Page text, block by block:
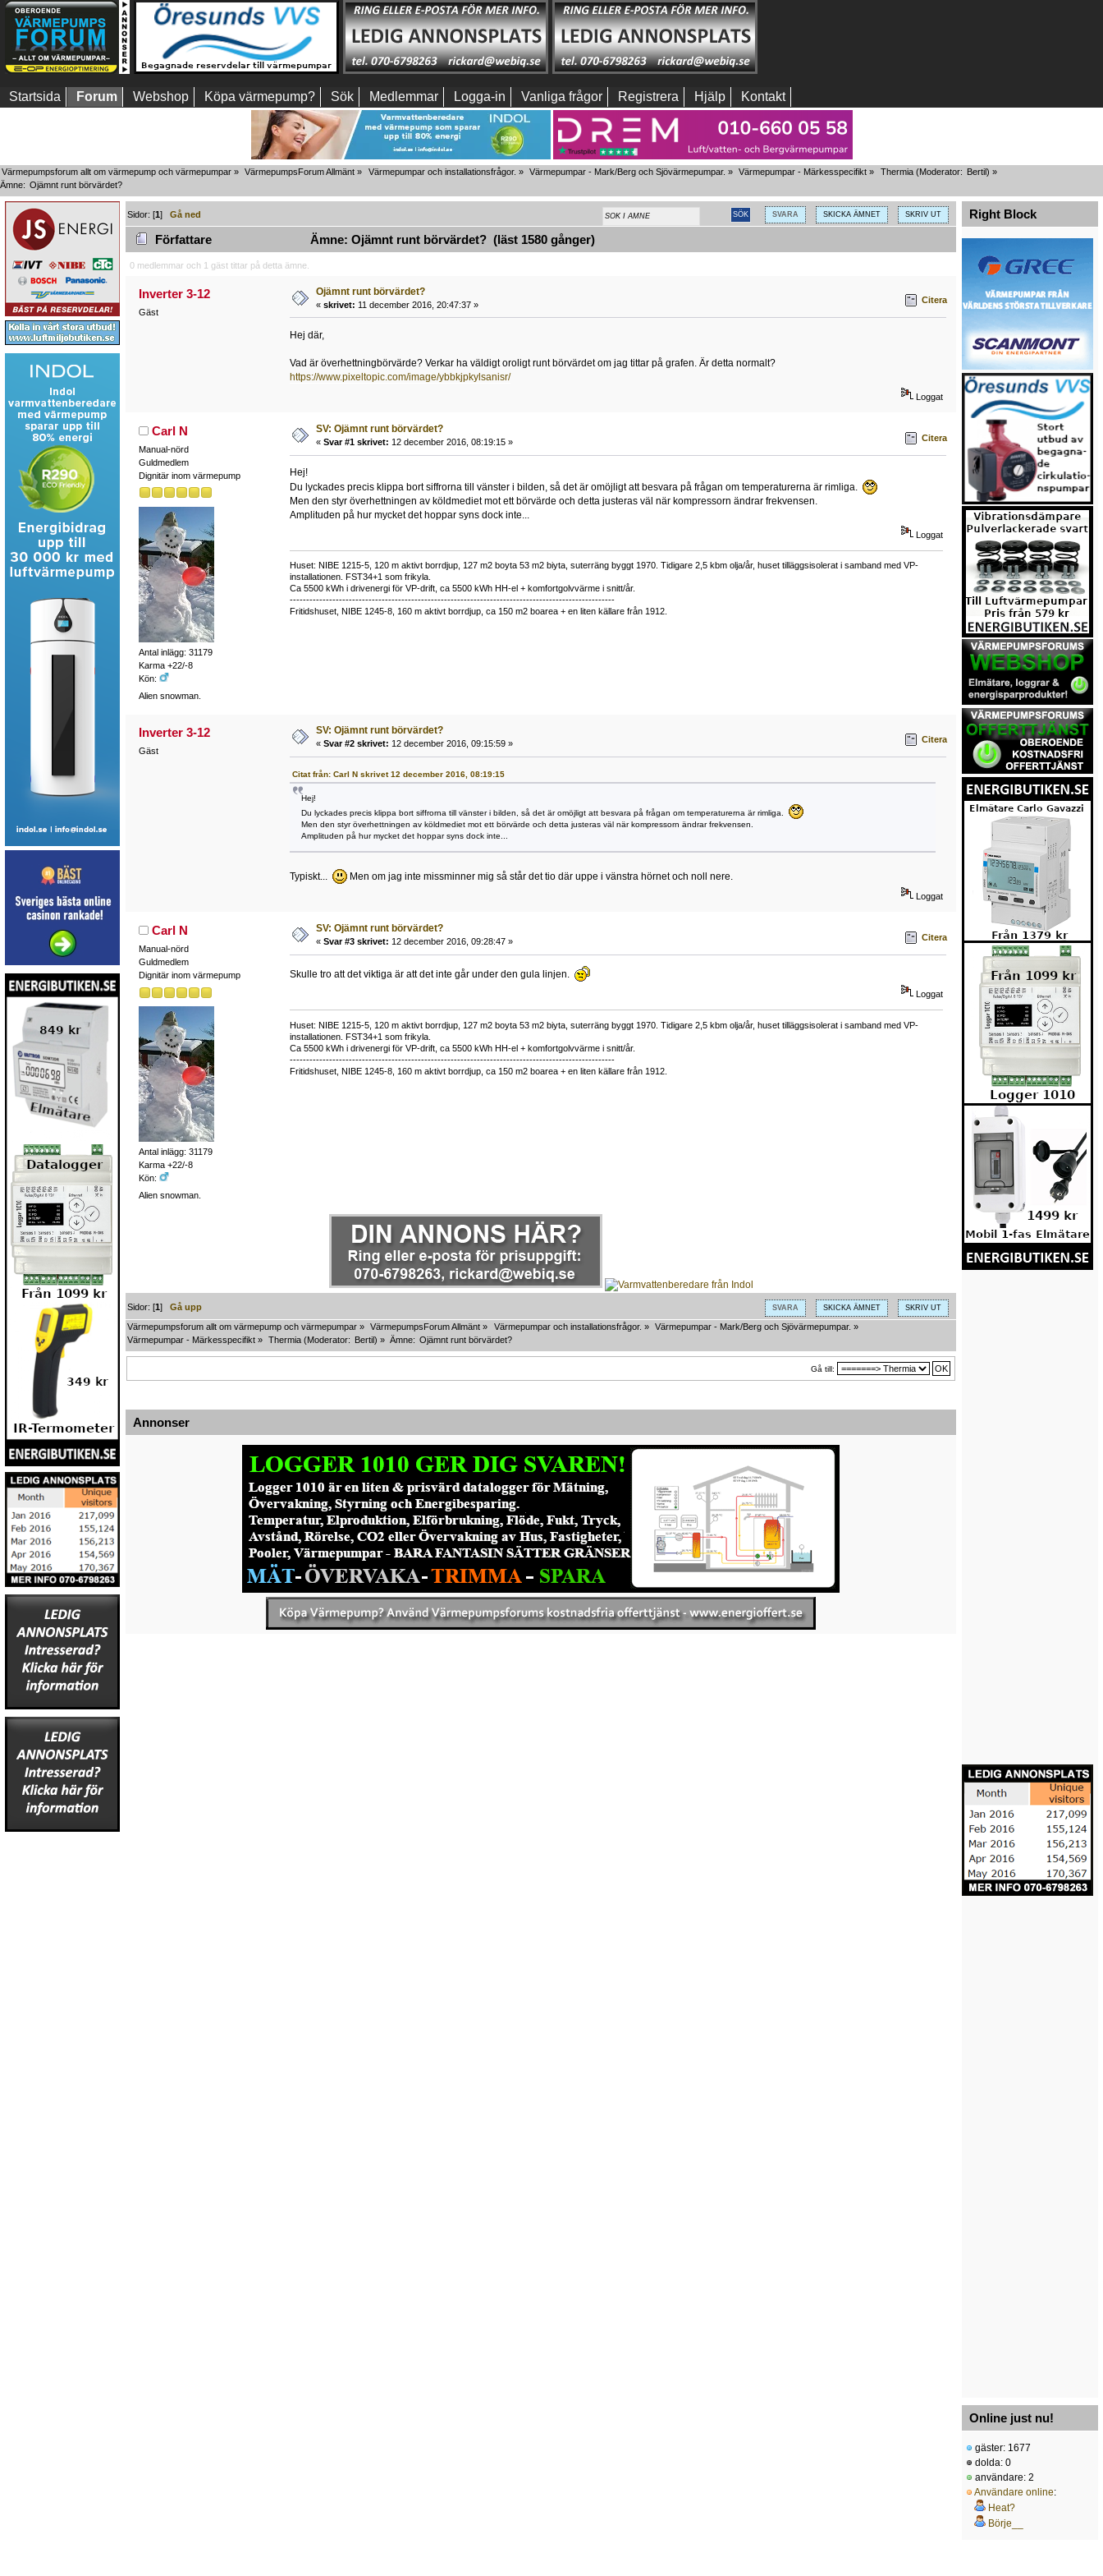
Startsida Forum Webshop Köpa värmepump? Sök Medlemmar Logga-in Vanliga frågor Registrera Hjälp Kontakt
Värmepumpsforum allt om värmepump och värmepumpar » VärmepumpsForum Allmänt » Värmepumpar och installationsfrågor. » Värmepumpar - Mark/Berg och Sjövärmepumpar. » Värmepumpar - Märkesspecifikt » Thermia(Moderator: Bertil) »
Ämne: Ojämnt runt börvärdet?
SVARA SKICKA ÄMNET SKRIV UT
Sidor: [1]Gå ned
Författare Ämne: Ojämnt runt börvärdet? (läst 1580 gånger)
0 medlemmar och 1 gäst tittar på detta ämne.
Inverter 3-12
Gäst
Ojämnt runt börvärdet?
« skrivet: 11 december 2016, 20:47:37 » Citera
Hej där,
Vad är överhettningbörvärde? Verkar ha väldigt oroligt runt börvärdet om jag tittar på grafen. Är detta normalt?
https://www.pixeltopic.com/image/ybbkjpkylsanisr/
Loggat
Carl N
Manual-nörd
Guldmedlem
Dignitär inom värmepump
Antal inlägg: 31179
Karma +22/-8
Kön:
Alien snowman.
SV: Ojämnt runt börvärdet?
« Svar #1 skrivet: 12 december 2016, 08:19:15 » Citera
Hej!
Du lyckades precis klippa bort siffrorna till vänster i bilden, så det är omöjligt att besvara på frågan om temperaturerna är rimliga.
Men den styr överhettningen av köldmediet mot ett börvärde och detta justeras väl när kompressorn ändrar frekvensen.
Amplituden på hur mycket det hoppar syns dock inte...
Loggat
Huset: NIBE 1215-5, 120 m aktivt borrdjup, 127 m2 boyta 53 m2 biyta, suterräng byggt 1970. Tidigare 2,5 kbm olja/år, huset tilläggsisolerat i samband med VP-
installationen. FST34+1 som frikyla.
Ca 5500 kWh i drivenergi för VP-drift, ca 5500 kWh HH-el + komfortgolvvärme i snitt/år.
---------------------------------------------------------------------------------------------------
Fritidshuset, NIBE 1245-8, 160 m aktivt borrdjup, ca 150 m2 boarea + en liten källare från 1912.
Inverter 3-12
Gäst
SV: Ojämnt runt börvärdet?
« Svar #2 skrivet: 12 december 2016, 09:15:59 » Citera
Citat från: Carl N skrivet 12 december 2016, 08:19:15
Hej!
Du lyckades precis klippa bort siffrorna till vänster i bilden, så det är omöjligt att besvara på frågan om temperaturerna är rimliga.
Men den styr överhettningen av köldmediet mot ett börvärde och detta justeras väl när kompressorn ändrar frekvensen.
Amplituden på hur mycket det hoppar syns dock inte...
Typiskt... Men om jag inte missminner mig så står det tio där uppe i vänstra hörnet och noll nere.
Loggat
Carl N
Manual-nörd
Guldmedlem
Dignitär inom värmepump
Antal inlägg: 31179
Karma +22/-8
Kön:
Alien snowman.
SV: Ojämnt runt börvärdet?
« Svar #3 skrivet: 12 december 2016, 09:28:47 » Citera
Skulle tro att det viktiga är att det inte går under den gula linjen.
Loggat
Huset: NIBE 1215-5, 120 m aktivt borrdjup, 127 m2 boyta 53 m2 biyta, suterräng byggt 1970. Tidigare 2,5 kbm olja/år, huset tilläggsisolerat i samband med VP-
installationen. FST34+1 som frikyla.
Ca 5500 kWh i drivenergi för VP-drift, ca 5500 kWh HH-el + komfortgolvvärme i snitt/år.
---------------------------------------------------------------------------------------------------
Fritidshuset, NIBE 1245-8, 160 m aktivt borrdjup, ca 150 m2 boarea + en liten källare från 1912.
SVARA SKICKA ÄMNET SKRIV UT
Sidor: [1]Gå upp
Värmepumpsforum allt om värmepump och värmepumpar » VärmepumpsForum Allmänt » Värmepumpar och installationsfrågor. » Värmepumpar - Mark/Berg och Sjövärmepumpar. »
Värmepumpar - Märkesspecifikt » Thermia (Moderator: Bertil) » Ämne: Ojämnt runt börvärdet?
Gå till:
Annonser
Right Block
Online just nu!
gäster: 1677
dolda: 0
användare: 2
Användare online:
Heat?
Börje__